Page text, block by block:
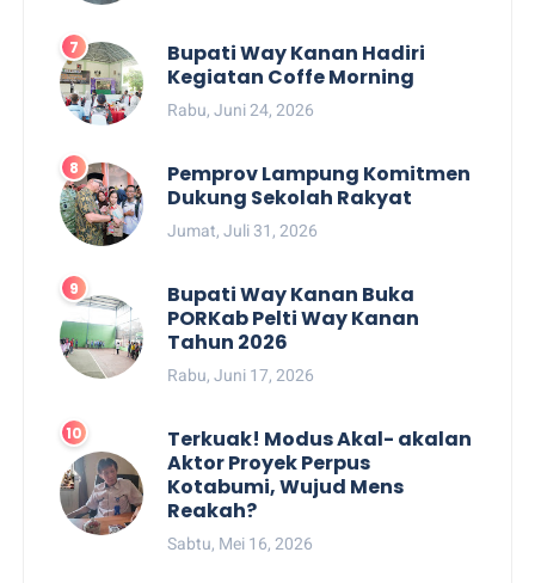
Bupati Way Kanan Hadiri
Kegiatan Coffe Morning
Rabu, Juni 24, 2026
Pemprov Lampung Komitmen
Dukung Sekolah Rakyat
Jumat, Juli 31, 2026
Bupati Way Kanan Buka
PORKab Pelti Way Kanan
Tahun 2026
Rabu, Juni 17, 2026
Terkuak! Modus Akal- akalan
Aktor Proyek Perpus
Kotabumi, Wujud Mens
Reakah?
Sabtu, Mei 16, 2026